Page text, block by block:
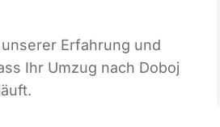
Erfahrung und
Ihr Umzug nach Doboj